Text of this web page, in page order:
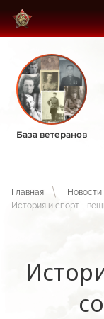
База ветеранов
Главная Новости
История и спорт -